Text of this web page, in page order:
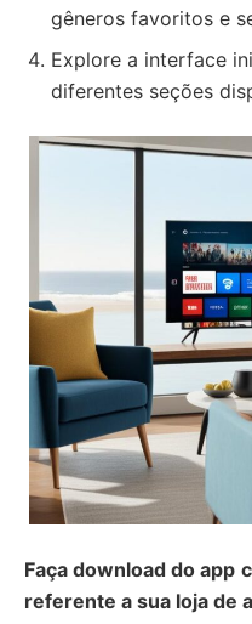
gêneros favoritos e
Explore a interface
diferentes seções
Faça download do app
referente a sua loja de